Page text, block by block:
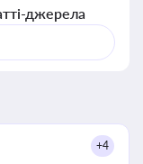
джерела
+4